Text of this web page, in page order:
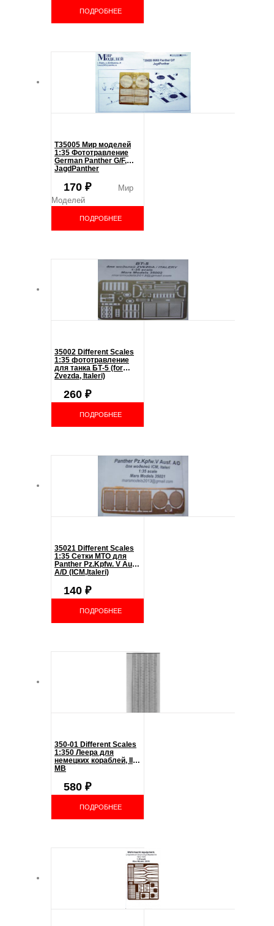
ПОДРОБНЕЕ
T35005 Мир моделей
1:35 Фототравление
German Panther G/F,
JagdPanther
170 ₽
Мир
Моделей
ПОДРОБНЕЕ
35002 Different Scales
1:35 фототравление
для танка БТ-5 (for
Zvezda, Italeri)
260 ₽
ПОДРОБНЕЕ
35021 Different Scales
1:35 Сетки МТО для
Panther Pz.Kpfw. V Ausf.
A/D (ICM,Italeri)
140 ₽
ПОДРОБНЕЕ
350-01 Different Scales
1:350 Леера для
немецких кораблей, II
МВ
580 ₽
ПОДРОБНЕЕ